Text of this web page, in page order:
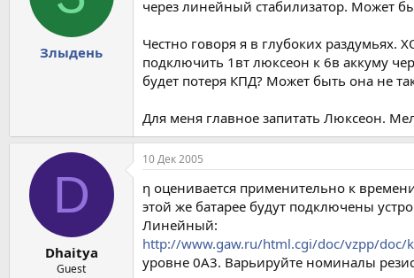
Злыдень
через линейный стабилизатор. Может
Честно говоря я в глубоких
подключить 1вт люксеон к 6в аккуму
будет потеря КПД? Может быть она не
Для меня главное запитать Люксеон.
D
Dhaitya
Guest
10 Дек 2005
η оценивается применительно к
этой же батарее будут подключены
Линейный:
http://www.gaw.ru/html.cgi/doc/vzpp/doc/
уровне 0А3. Варьируйте номиналы